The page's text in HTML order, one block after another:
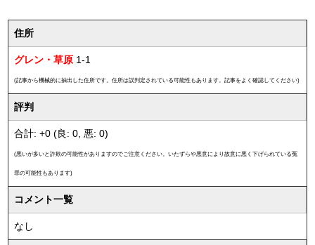
住所
グレン・草原 1-1
(記事から機械的に抽出した住所です。住所は誤判定されている可能性もあります。記事をよく確認してください)
評判
合計: +0 (良: 0, 悪: 0)
(悪いが多いと詐欺の可能性がありますのでご注意ください。いたずらや悪意により故意に悪く下げられている冤
罪の可能性もあります)
コメント一覧
なし